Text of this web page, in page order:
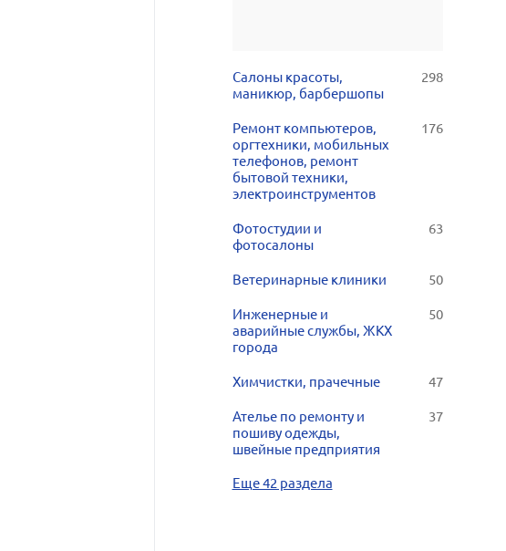
Салоны красоты,
маникюр, барбершопы
298
Ремонт компьютеров,
оргтехники, мобильных
телефонов, ремонт
бытовой техники,
электроинструментов
176
Фотостудии и
фотосалоны
63
Ветеринарные клиники 50
Инженерные и
аварийные службы, ЖКХ
города
50
Химчистки, прачечные 47
Ателье по ремонту и
пошиву одежды,
швейные предприятия
37
Еще 42 раздела